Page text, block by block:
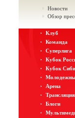
Новости
Обзор
Клуб
Команда
Суперлига
Кубок
Кубок
Арена
Трансляция
Блоги